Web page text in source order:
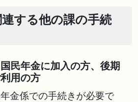
連する他の課の手続
民年金に加入の方、後期
用の方
金係での手続きが必要で